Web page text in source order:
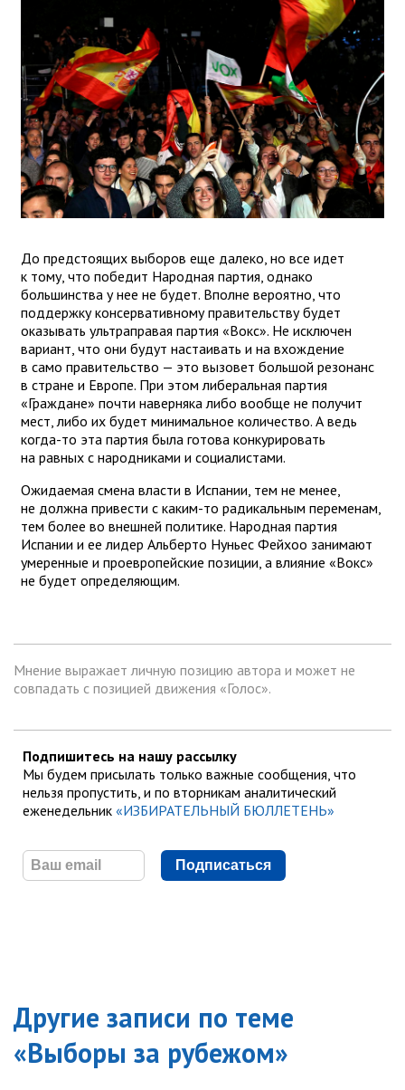
До предстоящих выборов еще далеко, но все идет
к тому, что победит Народная партия, однако
большинства у нее не будет. Вполне вероятно, что
поддержку консервативному правительству будет
оказывать ультраправая партия «Вокс». Не исключен
вариант, что они будут настаивать и на вхождение
в само правительство — это вызовет большой резонанс
в стране и Европе. При этом либеральная партия
«Граждане» почти наверняка либо вообще не получит
мест, либо их будет минимальное количество. А ведь
когда-то эта партия была готова конкурировать
на равных с народниками и социалистами.
Ожидаемая смена власти в Испании, тем не менее,
не должна привести с каким-то радикальным переменам,
тем более во внешней политике. Народная партия
Испании и ее лидер Альберто Нуньес Фейхоо занимают
умеренные и проевропейские позиции, а влияние «Вокс»
не будет определяющим.
Мнение выражает личную позицию автора и может не
совпадать с позицией движения «Голос».
Подпишитесь на нашу рассылку
Мы будем присылать только важные сообщения, что
нельзя пропустить, и по вторникам аналитический
еженедельник «ИЗБИРАТЕЛЬНЫЙ БЮЛЛЕТЕНЬ»
Подписаться
Другие записи по теме
«Выборы за рубежом»